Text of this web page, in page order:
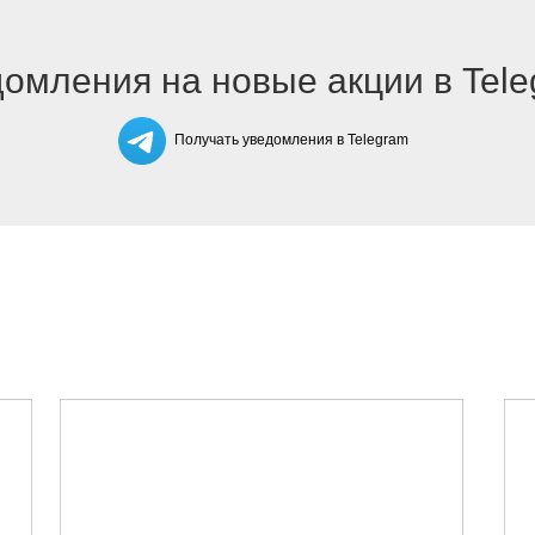
на новые акции в
Получать уведомления в Telegram